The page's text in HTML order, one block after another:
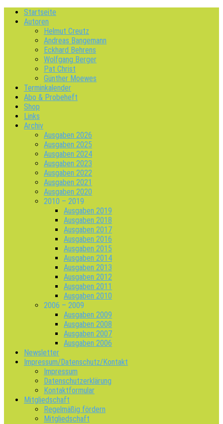
Startseite
Autoren
Helmut Creutz
Andreas Bangemann
Eckhard Behrens
Wolfgang Berger
Pat Christ
Günther Moewes
Terminkalender
Abo & Probeheft
Shop
Links
Archiv
Ausgaben 2026
Ausgaben 2025
Ausgaben 2024
Ausgaben 2023
Ausgaben 2022
Ausgaben 2021
Ausgaben 2020
2010 – 2019
Ausgaben 2019
Ausgaben 2018
Ausgaben 2017
Ausgaben 2016
Ausgaben 2015
Ausgaben 2014
Ausgaben 2013
Ausgaben 2012
Ausgaben 2011
Ausgaben 2010
2006 – 2009
Ausgaben 2009
Ausgaben 2008
Ausgaben 2007
Ausgaben 2006
Newsletter
Impressum/Datenschutz/Kontakt
Impressum
Datenschutzerklärung
Kontaktformular
Mitgliedschaft
Regelmäßig fördern
Mitgliedschaft